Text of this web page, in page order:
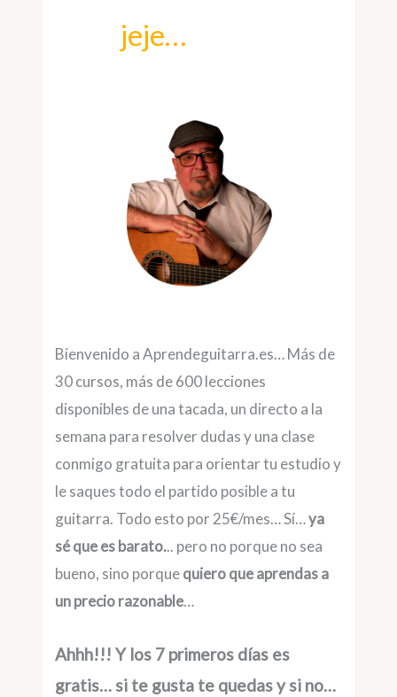
jeje…
Bienvenido a Aprendeguitarra.es… Más de
30 cursos, más de 600 lecciones
disponibles de una tacada, un directo a la
semana para resolver dudas y una clase
conmigo gratuita para orientar tu estudio y
le saques todo el partido posible a tu
guitarra. Todo esto por 25€/mes… Sí…ya
sé que es barato... pero no porque no sea
bueno, sino porquequiero que aprendas a
un precio razonable…
Ahhh!!! Y los 7 primeros días es
gratis… si te gusta te quedas y si no…